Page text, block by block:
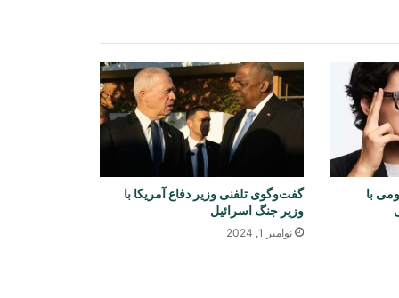
چینی برای تولید ۳ هزار میگاوات برق در
افغانستان
یونیسف: در ۳۰۰ روز پس از آتش‌بس
غزه، دست‌کم ۳۰۰ کودک جان باخته‌اند
صنعا: نیروهای یمنی در کمین هستند
با
گفت‌و‌گوی تلفنی وزیر دفاع آمریکا با
وزیر جنگ اسرائیل
نوامبر 1, 2024